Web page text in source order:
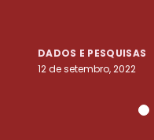
DADOS E PESQUISAS
12 de setembro, 2022